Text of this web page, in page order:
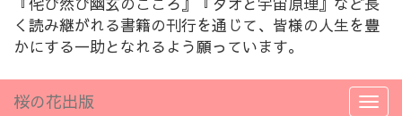
く読み継がれる書籍の刊行を通じて、皆様の人生を豊
かにする一助となれるよう願っています。
桜の花出版